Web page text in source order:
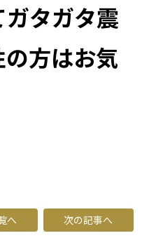
タガタ震
方はお気
へ 次の記事へ